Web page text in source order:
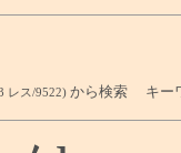
レス/9522) から検索 キー